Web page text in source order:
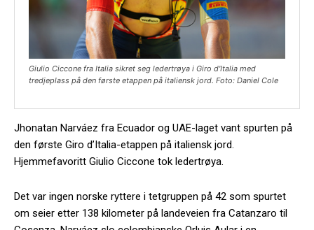
Giulio Ciccone fra Italia sikret seg ledertrøya i Giro d'Italia med
tredjeplass på den første etappen på italiensk jord. Foto: Daniel Cole
Jhonatan Narváez fra Ecuador og UAE-laget vant spurten på
den første Giro d’Italia-etappen på italiensk jord.
Hjemmefavoritt Giulio Ciccone tok ledertrøya.
Det var ingen norske ryttere i tetgruppen på 42 som spurtet
om seier etter 138 kilometer på landeveien fra Catanzaro til